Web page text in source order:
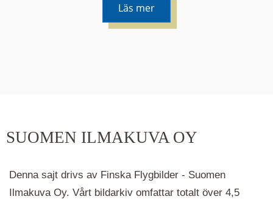
Läs mer
hålla ned ctrl-tangenten och scrolla.
SUOMEN ILMAKUVA OY
Denna sajt drivs av Finska Flygbilder - Suomen
Ilmakuva Oy. Vårt bildarkiv omfattar totalt över 4,5